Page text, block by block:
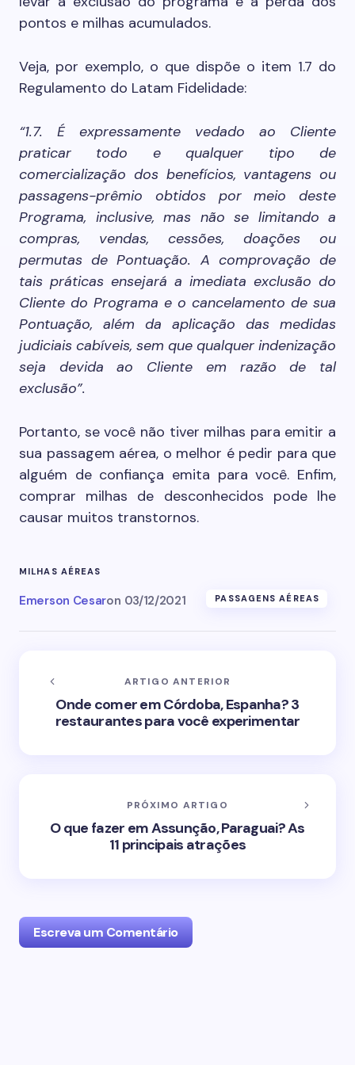
pontos e milhas acumulados.
Veja, por exemplo, o que dispõe o item 1.7 do
Regulamento do Latam Fidelidade:
“1.7. É expressamente vedado ao Cliente
praticar todo e qualquer tipo de
comercialização dos benefícios, vantagens ou
passagens-prêmio obtidos por meio deste
Programa, inclusive, mas não se limitando a
compras, vendas, cessões, doações ou
permutas de Pontuação. A comprovação de
tais práticas ensejará a imediata exclusão do
Cliente do Programa e o cancelamento de sua
Pontuação, além da aplicação das medidas
judiciais cabíveis, sem que qualquer indenização
seja devida ao Cliente em razão de tal
exclusão”.
Portanto, se você não tiver milhas para emitir a
sua passagem aérea, o melhor é pedir para que
alguém de confiança emita para você. Enfim,
comprar milhas de desconhecidos pode lhe
causar muitos transtornos.
MILHAS AÉREAS
Emerson Cesaron 03/12/2021 PASSAGENS AÉREAS
ARTIGO ANTERIOR
Onde comer em Córdoba, Espanha? 3
restaurantes para você experimentar
PRÓXIMO ARTIGO
O que fazer em Assunção, Paraguai? As
11 principais atrações
Escreva um Comentário